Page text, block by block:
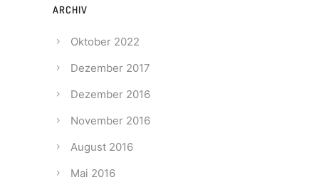
ARCHIV
Oktober 2022
Dezember 2017
Dezember 2016
November 2016
August 2016
Mai 2016